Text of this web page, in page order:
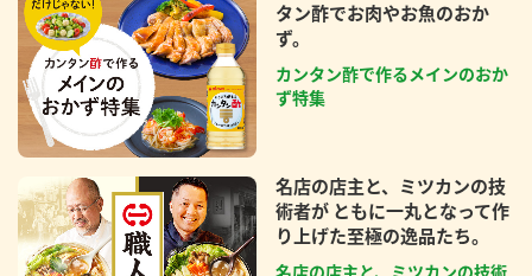
タン酢でお肉やお魚のおか
ず。
カンタン酢で作るメインのおか
ず特集
名店の店主と、ミツカンの技
術者が ともに一丸となって作
り上げた至極の逸品たち。
名店の店主と、ミツカンの技術